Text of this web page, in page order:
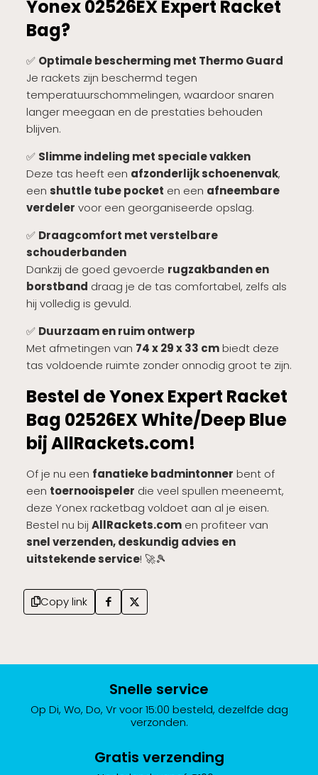
Yonex 02526EX Expert Racket
Bag?
✅ Optimale bescherming met Thermo Guard
Je rackets zijn beschermd tegen
temperatuurschommelingen, waardoor snaren
langer meegaan en de prestaties behouden
blijven.
✅ Slimme indeling met speciale vakken
Deze tas heeft een afzonderlijk schoenenvak,
een shuttle tube pocket en een afneembare
verdeler voor een georganiseerde opslag.
✅ Draagcomfort met verstelbare
schouderbanden
Dankzij de goed gevoerde rugzakbanden en
borstband draag je de tas comfortabel, zelfs als
hij volledig is gevuld.
✅ Duurzaam en ruim ontwerp
Met afmetingen van 74 x 29 x 33 cmbiedt deze
tas voldoende ruimte zonder onnodig groot te zijn.
Bestel de Yonex Expert Racket
Bag 02526EX White/Deep Blue
bij AllRackets.com!
Of je nu een fanatieke badmintonner bent of
een toernooispeler die veel spullen meeneemt,
deze Yonex racketbag voldoet aan al je eisen.
Bestel nu bij AllRackets.comen profiteer van
snel verzenden, deskundig advies en
uitstekende service! 🚀🎾
Copy link
Snelle service
Op Di, Wo, Do, Vr voor 15:00 besteld, dezelfde dag
verzonden.
Gratis verzending